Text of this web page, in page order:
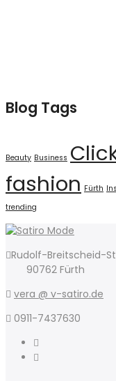
Blog Tags
Beauty Business
fashion Fürth
trending
Rudolf-Breitscheid-
90762 Fürth
vera @ v-satiro.de
0911-7437630